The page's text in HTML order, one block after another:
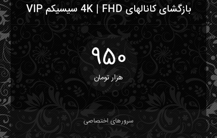
بازگشای کانالهای 4K | FHD سیسیکم VIP
950
هزار تومان
سرورهای اختصاصی